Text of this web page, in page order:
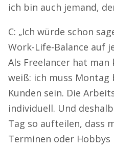
ich bin auch jemand,
C: „Ich würde schon
Work-Life-Balance auf
Als Freelancer hat man
weiß: ich muss Montag
Kunden sein. Die
individuell. Und
Tag so aufteilen, dass
Terminen oder Hobbys